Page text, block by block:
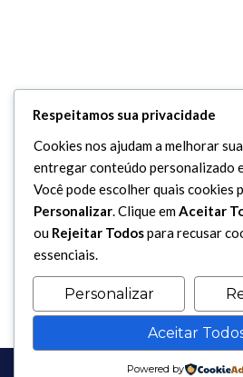
Respeitamos sua privacidade
Cookies nos ajudam a melhorar
entregar conteúdo personalizado
Você pode escolher quais cookies
Personalizar. Clique emAceitar
ou Rejeitar Todospara recusar
essenciais.
Personalizar
Aceitar
Powered by